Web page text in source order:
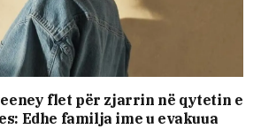
flet për zjarrin në qytetin e
Edhe familja ime u evakuua